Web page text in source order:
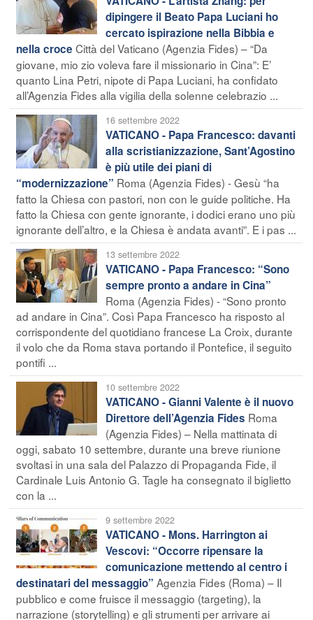
dipingere il Beato Papa Luciani ho
cercato ispirazione nella Bibbia e
nella croce Città del Vaticano (Agenzia Fides) – “Da
giovane, mio zio voleva fare il missionario in Cina”: E’
quanto Lina Petri, nipote di Papa Luciani, ha confidato
all’Agenzia Fides alla vigilia della solenne celebrazio ...
16 settembre 2022
VATICANO - Papa Francesco: davanti
alla scristianizzazione, Sant’Agostino
è più utile dei piani di
“modernizzazione” Roma (Agenzia Fides) - Gesù “ha
fatto la Chiesa con pastori, non con le guide politiche. Ha
fatto la Chiesa con gente ignorante, i dodici erano uno più
ignorante dell’altro, e la Chiesa è andata avanti”. E i pas ...
13 settembre 2022
VATICANO - Papa Francesco: “Sono
sempre pronto a andare in Cina”
Roma (Agenzia Fides) - “Sono pronto
ad andare in Cina”. Così Papa Francesco ha risposto al
corrispondente del quotidiano francese La Croix, durante
il volo che da Roma stava portando il Pontefice, il seguito
pontifi ...
10 settembre 2022
VATICANO - Gianni Valente è il nuovo
Direttore dell’Agenzia Fides Roma
(Agenzia Fides) – Nella mattinata di
oggi, sabato 10 settembre, durante una breve riunione
svoltasi in una sala del Palazzo di Propaganda Fide, il
Cardinale Luis Antonio G. Tagle ha consegnato il biglietto
con la ...
9 settembre 2022
VATICANO - Mons. Harrington ai
Vescovi: “Occorre ripensare la
comunicazione mettendo al centro i
destinatari del messaggio” Agenzia Fides (Roma) – Il
pubblico e come fruisce il messaggio (targeting), la
narrazione (storytelling) e gli strumenti per arrivare ai